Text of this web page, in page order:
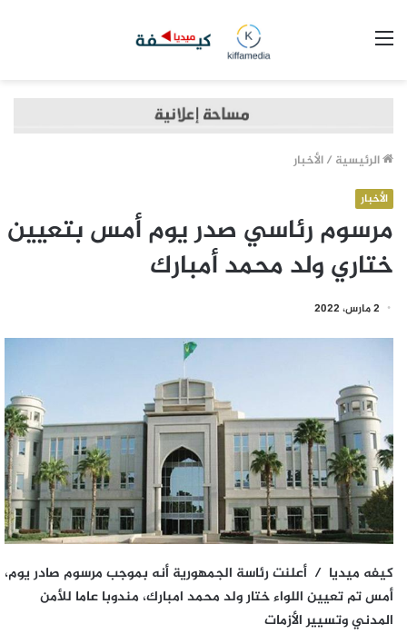
الرئيسية /الأخبار
الأخبار
مرسوم رئاسي صدر يوم أمس بتعيين
ختاري ولد محمد أمبارك
2 مارس، 2022
كيفه ميديا / أعلنت رئاسة الجمهورية أنه بموجب مرسوم صادر يوم،
أمس تم تعيين اللواء ختار ولد محمد امبارك، مندوبا عاما للأمن
المدني وتسيير الأزمات